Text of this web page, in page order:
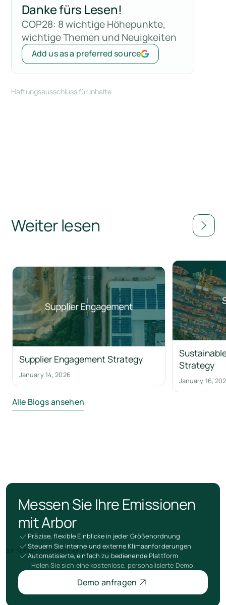
Danke fürs Lesen!
COP28: 8 wichtige Höhepunkte,
wichtige Themen und Neuigkeiten
Add us as a preferred source
Haftungsausschluss für Inhalte
Weiter lesen
Supplier Engagement Strategy
January 14, 2026
Strategy
January 16,
Alle Blogs ansehen
Messen Sie Ihre Emissionen
mit Arbor
Präzise, flexible Einblicke in jeder Größenordnung
Steuern Sie interne und externe Klimaanforderungen
Automatisierte, einfach zu bedienende Plattform
Holen Sie sich eine kostenlose, personalisierte Demo.
Demo anfragen